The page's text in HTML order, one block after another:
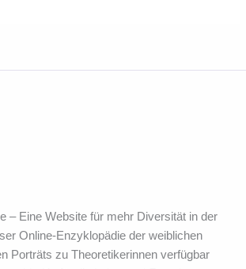
Online-Enzyklopädie der weiblichen
Datenschutz
Datenschutzeinstellungen